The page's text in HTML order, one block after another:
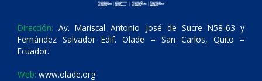
Dirección: Av. Mariscal Antonio José de Sucre N58-63 y
Fernández Salvador Edif. Olade – San Carlos, Quito –
Ecuador.
Web: www.olade.org